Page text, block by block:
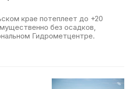
крае потеплеет до +20
без осадков,
Гидрометцентре.